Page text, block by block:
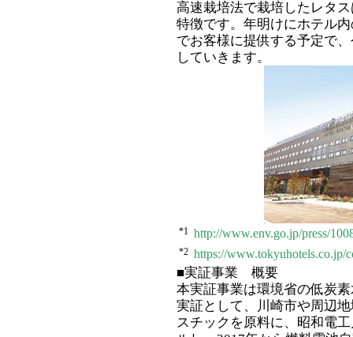
高速栽培法で栽培したレタ
特徴です。年明けにホテル
でお客様に提供する予定で
していきます。
*1 http://www.env.go.jp/press/
*2 https://www.tokyuhotels.co.jp/
■実証事業 概要
本実証事業は環境省の低炭
実証として、川崎市や周辺
スチックを原料に、昭和電